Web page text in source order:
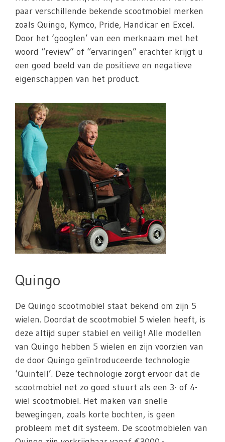
paar verschillende bekende scootmobiel merken
zoals Quingo, Kymco, Pride, Handicar en Excel.
Door het ‘googlen’ van een merknaam met het
woord “review” of “ervaringen” erachter krijgt u
een goed beeld van de positieve en negatieve
eigenschappen van het product.
Quingo
De Quingo scootmobiel staat bekend om zijn 5
wielen. Doordat de scootmobiel 5 wielen heeft, is
deze altijd super stabiel en veilig! Alle modellen
van Quingo hebben 5 wielen en zijn voorzien van
de door Quingo geïntroduceerde technologie
‘Quintell’. Deze technologie zorgt ervoor dat de
scootmobiel net zo goed stuurt als een 3- of 4-
wiel scootmobiel. Het maken van snelle
bewegingen, zoals korte bochten, is geen
probleem met dit systeem. De scootmobielen van